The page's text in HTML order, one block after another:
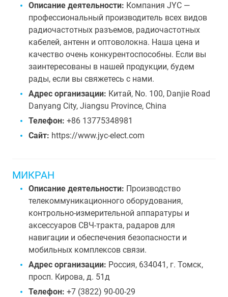
Описание деятельности: Компания JYC —
профессиональный производитель всех видов
радиочастотных разъемов, радиочастотных
кабелей, антенн и оптоволокна. Наша цена и
качество очень конкурентоспособны. Если вы
заинтересованы в нашей продукции, будем
рады, если вы свяжетесь с нами.
Адрес организации: Китай, No. 100, Danjie Road
Danyang City, Jiangsu Province, China
Телефон: +86 13775348981
Сайт: https://www.jyc-elect.com
МИКРАН
Описание деятельности: Производство
телекоммуникационного оборудования,
контрольно-измерительной аппаратуры и
аксессуаров СВЧ-тракта, радаров для
навигации и обеспечения безопасности и
мобильных комплексов связи.
Адрес организации: Россия, 634041, г. Томск,
просп. Кирова, д. 51д
Телефон: +7 (3822) 90-00-29